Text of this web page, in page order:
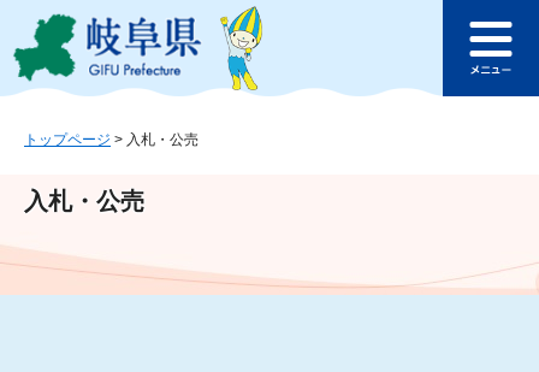
ジ
ュ
文
このページの本文へ
ュ
トップページ > 入札・公売
入札・公売